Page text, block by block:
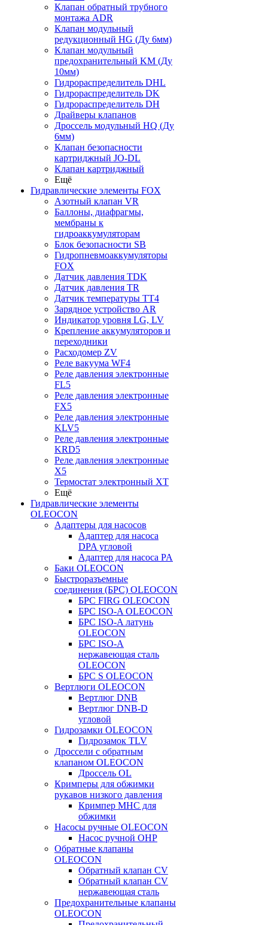
Клапан обратный трубного
монтажа ADR
Клапан модульный
редукционный HG (Ду 6мм)
Клапан модульный
предохранительный KM (Ду
10мм)
Гидрораспределитель DHL
Гидрораспределитель DK
Гидрораспределитель DH
Драйверы клапанов
Дроссель модульный HQ (Ду
6мм)
Клапан безопасности
картриджный JO-DL
Клапан картриджный
Ещё
Гидравлические элементы FOX
Азотный клапан VR
Баллоны, диафрагмы,
мембраны к
гидроаккумуляторам
Блок безопасности SB
Гидропневмоаккумуляторы
FOX
Датчик давления TDK
Датчик давления TR
Датчик температуры TT4
Зарядное устройство AR
Индикатор уровня LG, LV
Крепление аккумуляторов и
переходники
Расходомер ZV
Реле вакуума WF4
Реле давления электронные
FL5
Реле давления электронные
FX5
Реле давления электронные
KLV5
Реле давления электронные
KRD5
Реле давления электронные
X5
Термостат электронный XT
Ещё
Гидравлические элементы
OLEOCON
Адаптеры для насосов
Адаптер для насоса
DPA угловой
Адаптер для насоса PA
Баки OLEOCON
Быстроразъемные
соединения (БРС) OLEOCON
БРС FIRG OLEOCON
БРС ISO-A OLEOCON
БРС ISO-A латунь
OLEOCON
БРС ISO-A
нержавеющая сталь
OLEOCON
БРС S OLEOCON
Вертлюги OLEOCON
Вертлюг DNB
Вертлюг DNB-D
угловой
Гидрозамки OLEOCON
Гидрозамок TLV
Дроссели с обратным
клапаном OLEOCON
Дроссель OL
Кримперы для обжимки
рукавов низкого давления
Кримпер MHC для
обжимки
Насосы ручные OLEOCON
Насос ручной OHP
Обратные клапаны
OLEOCON
Обратный клапан CV
Обратный клапан CV
нержавеющая сталь
Предохранительные клапаны
OLEOCON